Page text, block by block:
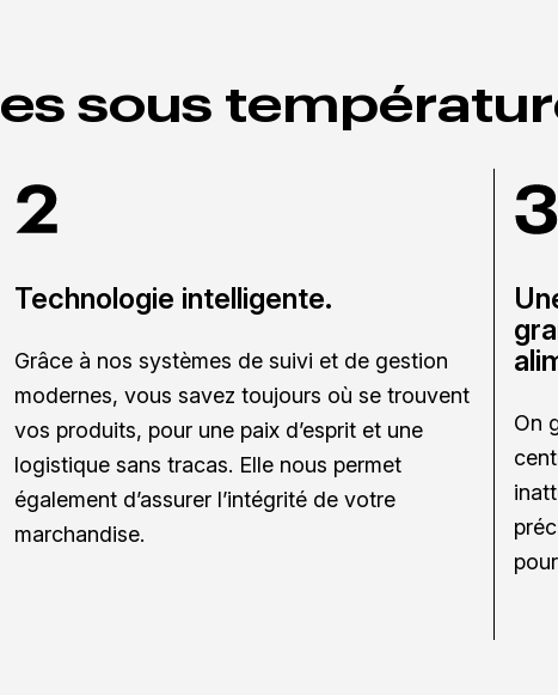
sous
Technologie intelligente.
Grâce à nos systèmes de suivi et de gestion
modernes, vous savez toujours où se trouvent
vos produits, pour une paix d’esprit et une
logistique sans tracas. Elle nous permet
également d’assurer l’intégrité de votre
marchandise.
On